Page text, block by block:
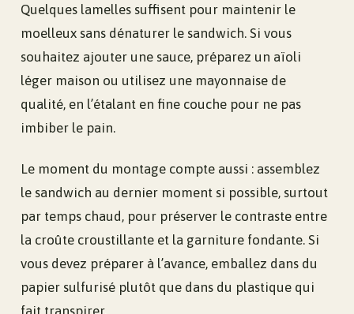
Quelques lamelles suffisent pour maintenir le
moelleux sans dénaturer le sandwich. Si vous
souhaitez ajouter une sauce, préparez un aïoli
léger maison ou utilisez une mayonnaise de
qualité, en l’étalant en fine couche pour ne pas
imbiber le pain.
Le moment du montage compte aussi : assemblez
le sandwich au dernier moment si possible, surtout
par temps chaud, pour préserver le contraste entre
la croûte croustillante et la garniture fondante. Si
vous devez préparer à l’avance, emballez dans du
papier sulfurisé plutôt que dans du plastique qui